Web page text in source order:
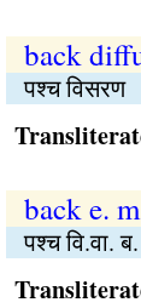
back
पश्च विसरण
back e.
पश्च वि.वा.